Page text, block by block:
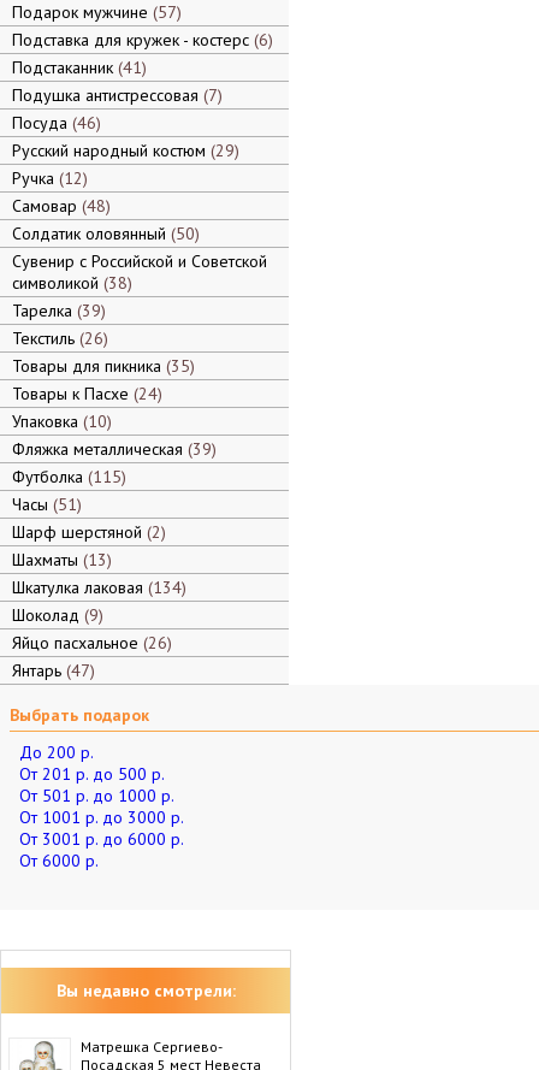
Подарок мужчине 57
Подставка для кружек - костерс 6
Подстаканник 41
Подушка антистрессовая 7
Посуда 46
Русский народный костюм 29
Ручка 12
Самовар 48
Солдатик оловянный 50
Сувенир с Российской и Советской
символикой 38
Тарелка 39
Текстиль 26
Товары для пикника 35
Товары к Пасхе 24
Упаковка 10
Фляжка металлическая 39
Футболка 115
Часы 51
Шарф шерстяной 2
Шахматы 13
Шкатулка лаковая 134
Шоколад 9
Яйцо пасхальное 26
Янтарь 47
Выбрать подарок
До 200 р.
От 201 р. до 500 р.
От 501 р. до 1000 р.
От 1001 р. до 3000 р.
От 3001 р. до 6000 р.
От 6000 р.
Вы недавно смотрели:
Матрешка Сергиево-
Посадская 5 мест Невеста